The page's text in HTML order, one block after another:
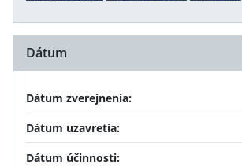
Dátum
Dátum zverejnenia:
Dátum uzavretia:
Dátum účinnosti: